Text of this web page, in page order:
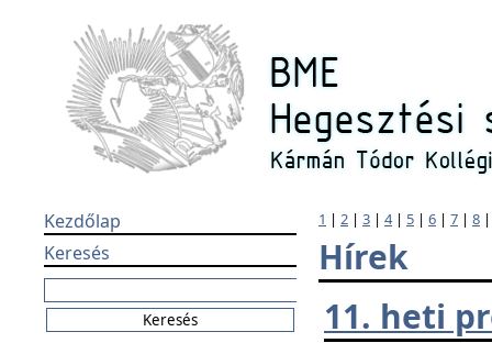
Kezdőlap
Keresés
1 | 2 | 3 | 4| 5 | 6 | 7 | 8
Hírek
11. heti